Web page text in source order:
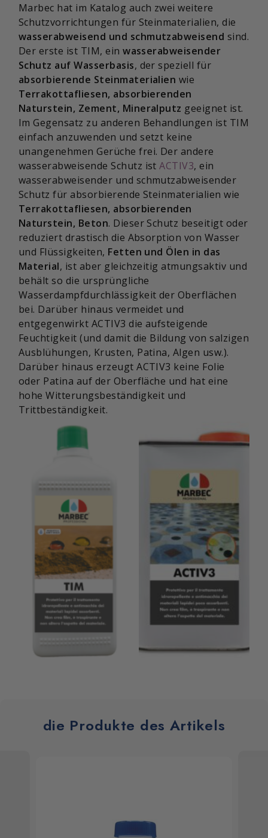
Marbec hat im Katalog auch zwei weitere
Schutzvorrichtungen für Steinmaterialien, die
wasserabweisend und schmutzabweisend sind.
Der erste ist TIM, einwasserabweisender
Schutz auf Wasserbasis, der speziell für
absorbierende Steinmaterialien wie
Terrakottafliesen, absorbierenden
Naturstein, Zement, Mineralputz geeignet ist.
Im Gegensatz zu anderen Behandlungen ist TIM
einfach anzuwenden und setzt keine
unangenehmen Gerüche frei. Der andere
wasserabweisende Schutz istACTIV3, ein
wasserabweisender und schmutzabweisender
Schutz für absorbierende Steinmaterialien wie
Terrakottafliesen, absorbierenden
Naturstein, Beton. Dieser Schutz beseitigt oder
reduziert drastisch die Absorption von Wasser
und Flüssigkeiten, Fetten und Ölen in das
Material, ist aber gleichzeitig atmungsaktiv und
behält so die ursprüngliche
Wasserdampfdurchlässigkeit der Oberflächen
bei. Darüber hinaus vermeidet und
entgegenwirkt ACTIV3 die aufsteigende
Feuchtigkeit (und damit die Bildung von salzigen
Ausblühungen, Krusten, Patina, Algen usw.).
Darüber hinaus erzeugt ACTIV3 keine Folie
oder Patina auf der Oberfläche und hat eine
hohe Witterungsbeständigkeit und
Trittbeständigkeit.
die Produkte des Artikels